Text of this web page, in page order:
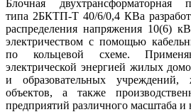
Блочная двухтрансформаторная
типа 2БКТП-Т 40/6/0,4 КВа
распределения напряжения 10(6)
электричеством с помощью
по кольцевой схеме.
электрической энергией жилых
и образовательных учреждений,
объектов, а также
предприятий различного масштаба и